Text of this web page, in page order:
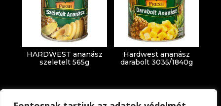
HARDWEST ananász
szeletelt 565g
Hardwest ananász
darabolt 3035/1840g